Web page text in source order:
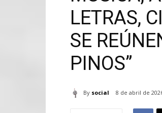
LETRAS,
SE
PINOS”
By social 8 de abril de